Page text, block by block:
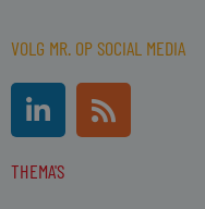
VOLG MR. OP SOCIAL MEDIA
L
i
n
k
R
s
s
THEMA'S